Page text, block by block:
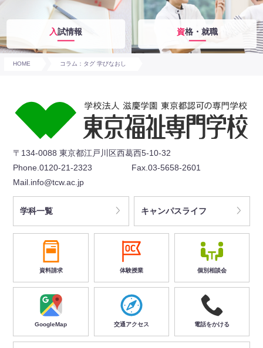
入試情報 資格・就職
HOME コラム：タグ 学びなおし
〒134-0088 東京都江戸川区西葛西5-10-32
Phone.0120-21-2323
Fax.03-5658-2601
Mail.info@tcw.ac.jp
学科一覧 キャンパスライフ
資料請求 体験授業 個別相談会
GoogleMap 交通アクセス 電話をかける